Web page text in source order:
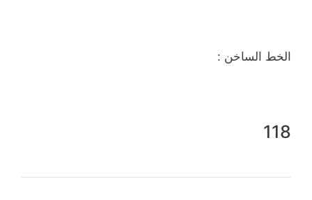
الخط الساخن :
118